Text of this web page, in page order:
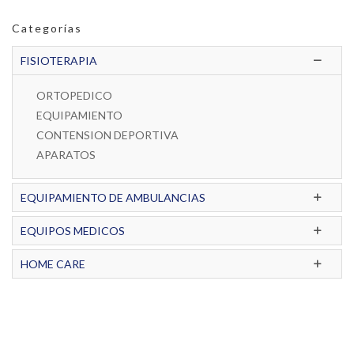
Categorías
FISIOTERAPIA
ORTOPEDICO
EQUIPAMIENTO
CONTENSION DEPORTIVA
APARATOS
EQUIPAMIENTO DE AMBULANCIAS
EQUIPOS MEDICOS
HOME CARE